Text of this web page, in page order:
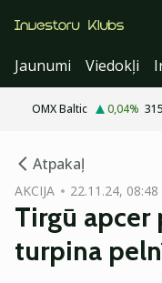
Jaunumi
Viedokļi
OMX Baltic 0,04%
Atpakaļ
AKCIJA 22.11.24, 08:48
Tirgū
turpina